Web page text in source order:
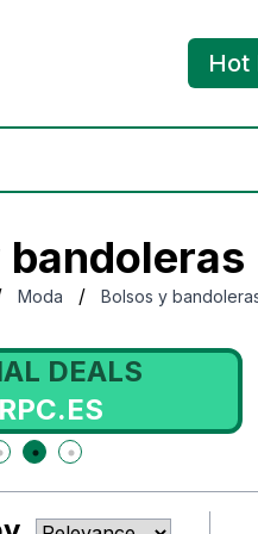
Hot
bandoleras
Moda / Bolsos y
DEALS